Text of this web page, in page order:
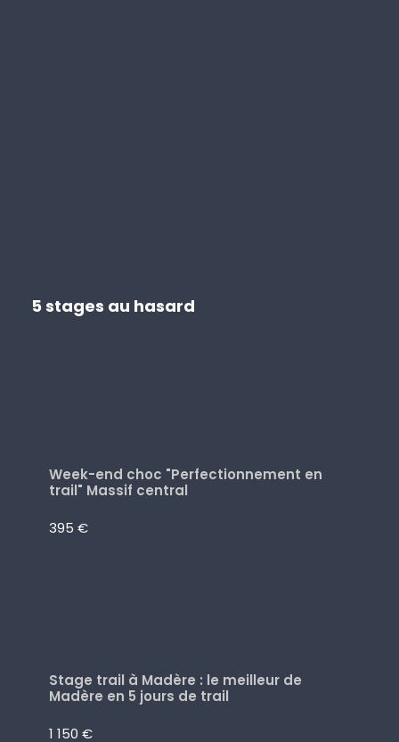
5 stages au hasard
Week-end choc "Perfectionnement en
trail" Massif central
395 €
Stage trail à Madère : le meilleur de
Madère en 5 jours de trail
1 150 €